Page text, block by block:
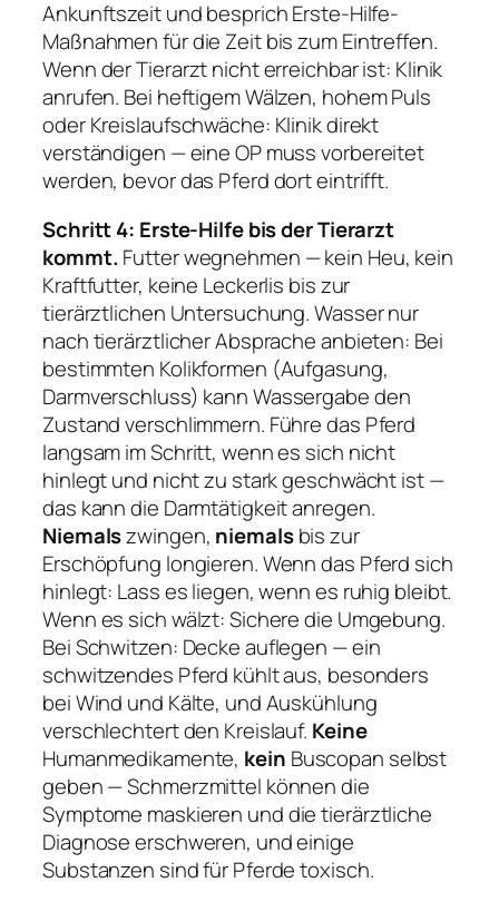
Ankunftszeit und besprich Erste-Hilfe-
Maßnahmen für die Zeit bis zum Eintreffen.
Wenn der Tierarzt nicht erreichbar ist: Klinik
anrufen. Bei heftigem Wälzen, hohem Puls
oder Kreislaufschwäche: Klinik direkt
verständigen — eine OP muss vorbereitet
werden, bevor das Pferd dort eintrifft.
Schritt 4: Erste-Hilfe bis der Tierarzt
kommt. Futter wegnehmen — kein Heu, kein
Kraftfutter, keine Leckerlis bis zur
tierärztlichen Untersuchung. Wasser nur
nach tierärztlicher Absprache anbieten: Bei
bestimmten Kolikformen (Aufgasung,
Darmverschluss) kann Wassergabe den
Zustand verschlimmern. Führe das Pferd
langsam im Schritt, wenn es sich nicht
hinlegt und nicht zu stark geschwächt ist —
das kann die Darmtätigkeit anregen.
Niemalszwingen, niemalsbis zur
Erschöpfung longieren. Wenn das Pferd sich
hinlegt: Lass es liegen, wenn es ruhig bleibt.
Wenn es sich wälzt: Sichere die Umgebung.
Bei Schwitzen: Decke auflegen — ein
schwitzendes Pferd kühlt aus, besonders
bei Wind und Kälte, und Auskühlung
verschlechtert den Kreislauf. Keine
Humanmedikamente, kein Buscopan selbst
geben — Schmerzmittel können die
Symptome maskieren und die tierärztliche
Diagnose erschweren, und einige
Substanzen sind für Pferde toxisch.